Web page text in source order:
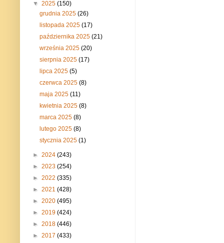
▼ 2025 (150)
grudnia 2025(26)
listopada 2025(17)
października 2025(21)
września 2025(20)
sierpnia 2025(17)
lipca 2025(5)
czerwca 2025(8)
maja 2025(11)
kwietnia 2025(8)
marca 2025(8)
lutego 2025(8)
stycznia 2025(1)
► 2024 (243)
► 2023 (254)
► 2022 (335)
► 2021 (428)
► 2020 (495)
► 2019 (424)
► 2018 (446)
► 2017 (433)